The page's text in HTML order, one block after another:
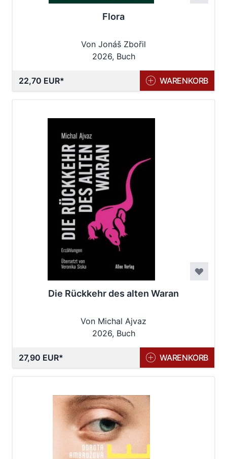
Flora
Von Jonáš Zbořil
2026, Buch
22,70 EUR WARENKORB
Die Rückkehr des alten Waran
Von Michal Ajvaz
2026, Buch
27,90 EUR WARENKORB